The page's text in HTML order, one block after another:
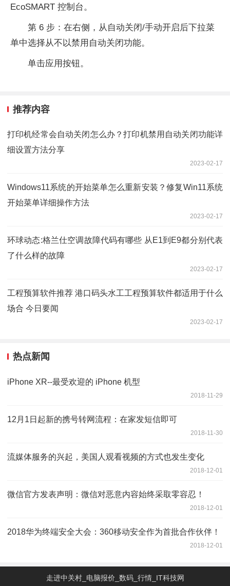
EcoSMART 控制台。
第 6 步：在右侧，从自动关闭/手动开启后下拉菜
单中选择从不以禁用自动关闭功能。
单击应用按钮。
推荐内容
打印机经常会自动关闭怎么办？打印机禁用自动关闭功能详
细设置方法分享
2023-02-17
Windows11系统的开始菜单怎么重新安装？修复Win11系统
开始菜单详细操作方法
2023-02-17
环球动态:格兰仕空调故障代码有哪些 从E1到E9都分别代表
了什么样的故障
2023-02-17
工程预算软件推荐 港口码头水工工程预算软件都适用于什么
场合 今日要闻
2023-02-17
热点新闻
iPhone XR--最受欢迎的 iPhone 机型
2018-11-29
12月1日起新的携号转网流程：在家发短信即可
2018-11-30
流媒体服务的兴起，美国人观看视频的方式也发生变化
2018-12-01
微信官方发表声明：微信对恶意内容始终采取零容忍！
2018-12-01
2018华为终端安全大会：360移动安全作为首批合作伙伴！
2018-12-01
走进中关村_电脑报价_数码_行情_IT科技网